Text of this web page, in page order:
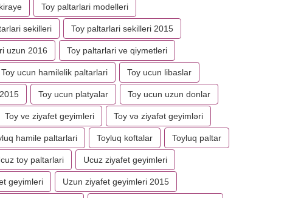
Toy paltarlari modelleri
sekilleri Toy paltarlari sekilleri 2015
uzun 2016 Toy paltarlari ve qiymetleri
Toy ucun hamilelik paltarlari Toy ucun libaslar
Toy ucun platyalar Toy ucun uzun donlar
Toy ve ziyafet geyimleri Toy və ziyafət geyimləri
hamile paltarlari Toyluq koftalar Toyluq paltar
toy paltarlari Ucuz ziyafet geyimleri
geyimleri Uzun ziyafet geyimleri 2015